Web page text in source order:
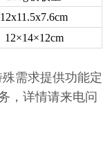
12x11.5x7.6cm
12×14×12cm
需求提供功能定
，详情请来电问